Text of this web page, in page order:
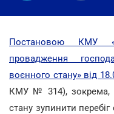
Постановою КМУ
провадження
воєнного стану» від
КМУ № 314), зокрема,
стану зупинити